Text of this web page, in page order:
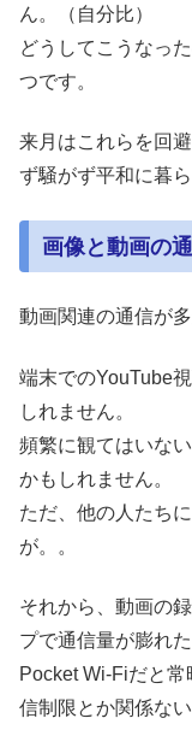
ん。（自分比）
どうしてこうなっ
つです。
来月はこれらを回
ず騒がず平和に暮
画像と動画の
動画関連の通信が
端末でのYouTube
しれません。
頻繁に観てはいな
かもしれません。
ただ、他の人たち
が。。
それから、動画の
プで通信量が膨れ
Pocket Wi-Fiだと
信制限とか関係ない